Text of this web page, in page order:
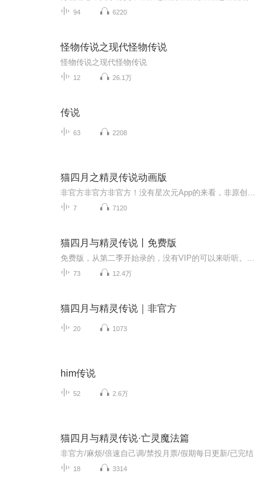
94 6220
怪物传说之现代怪物传说
怪物传说之现代怪物传说
12 26.1万
传说
63 2208
猫四月之精灵传说动画版
7 7120
猫四月与精灵传说丨免费版
73 12.4万
猫四月与精灵传说｜非官方
20 1073
him传说
52 2.6万
猫四月与精灵传说·亡灵魔法篇
非官方/麻烦/倍速自己调/禁投月票/假期每日更新/已完结
18 3314